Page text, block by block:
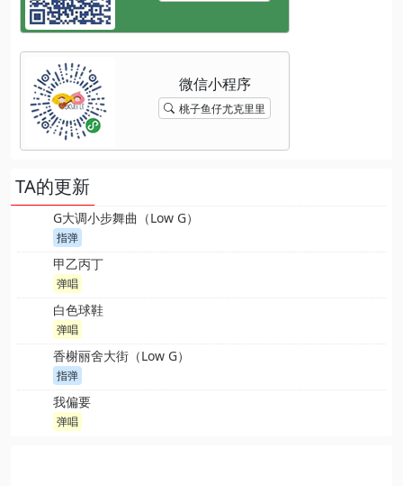
桃子鱼仔尤克里里
TA的更新
G大调小步舞曲（Low G）
指弹
甲乙丙丁
弹唱
白色球鞋
弹唱
香榭丽舍大街（Low G）
指弹
我偏要
弹唱